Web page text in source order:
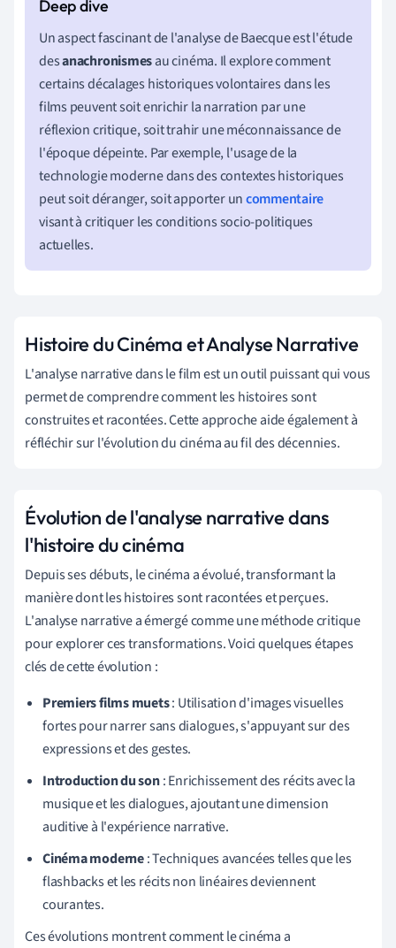
Un aspect fascinant de l'analyse de Baecque est l'étude
desanachronismesau cinéma. Il explore comment
certains décalages historiques volontaires dans les
films peuvent soit enrichir la narration par une
réflexion critique, soit trahir une méconnaissance de
l'époque dépeinte. Par exemple, l'usage de la
technologie moderne dans des contextes historiques
peut soit déranger, soit apporter uncommentaire
visant à critiquer les conditions socio-politiques
actuelles.
Histoire du Cinéma et Analyse Narrative
L'analyse narrative dans le film est un outil puissant qui vous
permet de comprendre comment les histoires sont
construites et racontées. Cette approche aide également à
réfléchir sur l'évolution du cinéma au fil des décennies.
Évolution de l'analyse narrative dans
l'histoire du cinéma
Depuis ses débuts, le cinéma a évolué, transformant la
manière dont les histoires sont racontées et perçues.
L'analyse narrative a émergé comme une méthode critique
pour explorer ces transformations. Voici quelques étapes
clés de cette évolution :
Premiers films muets: Utilisation d'images visuelles
fortes pour narrer sans dialogues, s'appuyant sur des
expressions et des gestes.
Introduction du son: Enrichissement des récits avec la
musique et les dialogues, ajoutant une dimension
auditive à l'expérience narrative.
Cinéma moderne: Techniques avancées telles que les
flashbacks et les récits non linéaires deviennent
courantes.
Ces évolutions montrent comment le cinéma a